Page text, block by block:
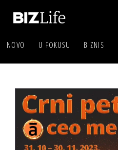
NOVO U FOKUSU BIZNIS